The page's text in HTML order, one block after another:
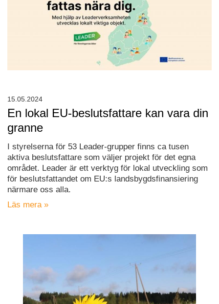
En lokal EU-beslutsfattare kan vara din
granne
I styrelserna för 53 Leader-grupper finns ca tusen
aktiva beslutsfattare som väljer projekt för det egna
området. Leader är ett verktyg för lokal utveckling som
för beslutsfattandet om EU:s landsbygdsfinansiering
närmare oss alla.
Läs mera »
15.05.2024